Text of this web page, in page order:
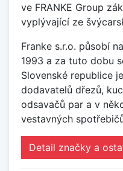
ve FRANKE Group
vyplývající ze
Franke s.r.o. působí
1993 a za tuto dobu
Slovenské republice
dodavatelů dřezů,
odsavačů par a v
vestavných
Detail značky a